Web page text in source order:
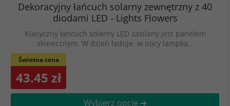
Dekoracyjny łańcuch solarny zewnętrzny z 40
diodami LED - Lights Flowers
Klasyczny łańcuch solarny LED zasilany jest panelem
słonecznym. W dzień ładuje, w nocy lampka…
Świetna cena
43.45 zł
Wybierz opcję